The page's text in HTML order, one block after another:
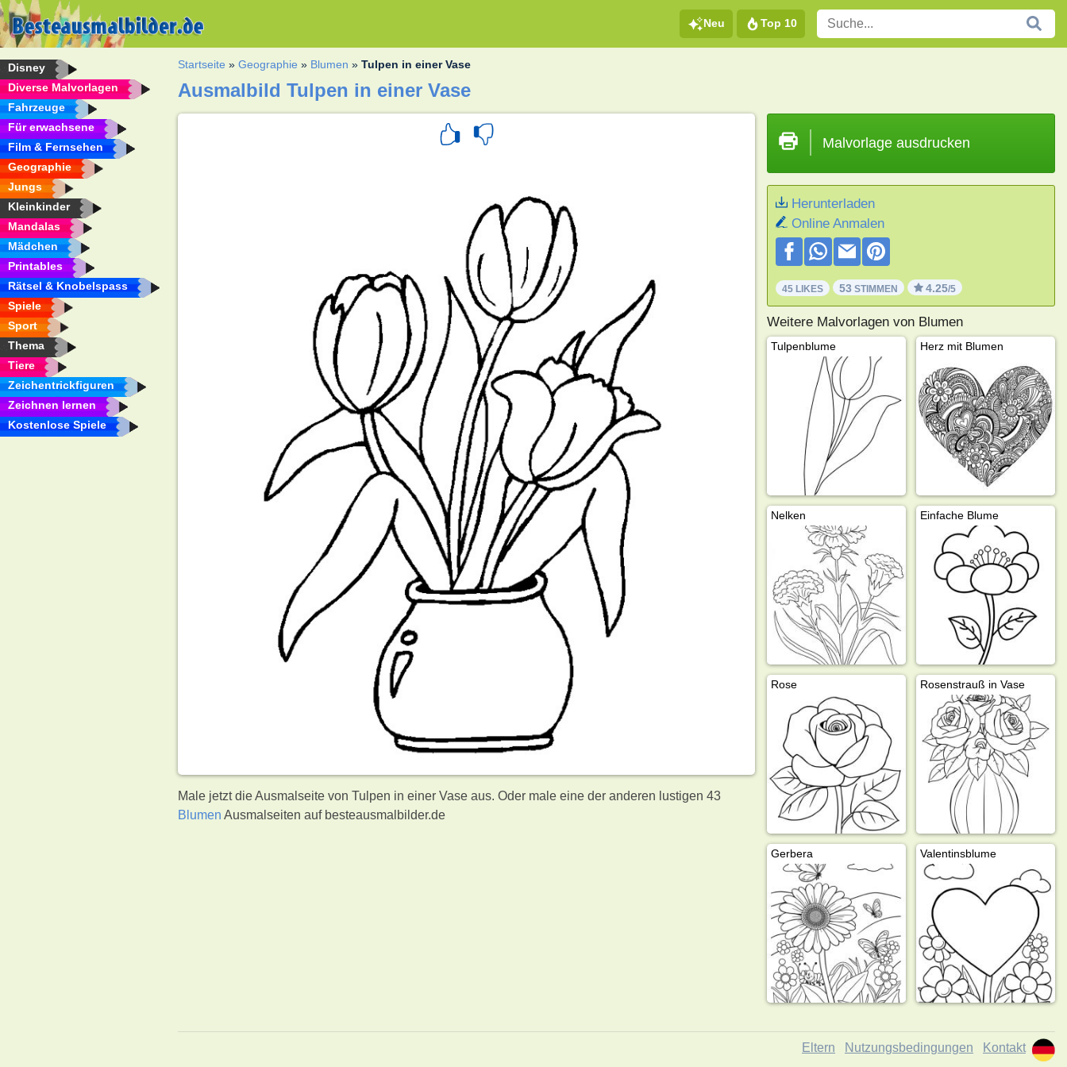
Neu Top 10
Disney
Diverse Malvorlagen
Fahrzeuge
Für erwachsene
Film & Fernsehen
Geographie
Jungs
Kleinkinder
Mandalas
Mädchen
Printables
Rätsel & Knobelspass
Spiele
Sport
Thema
Tiere
Zeichentrickfiguren
Zeichnen lernen
Kostenlose Spiele
Startseite »Geographie » Blumen »Tulpen in einer Vase
Ausmalbild Tulpen in einer Vase
Male jetzt die Ausmalseite von Tulpen in einer Vase aus. Oder male eine der anderen lustigen 43
Blumen Ausmalseiten auf besteausmalbilder.de
Malvorlage ausdrucken
Herunterladen
Online Anmalen
45 LIKES 53 STIMMEN 4.25/5
Weitere Malvorlagen von Blumen
Tulpenblume Herz mit Blumen
Nelken Einfache Blume
Rose Rosenstrauß in Vase
Gerbera Valentinsblume
Eltern Nutzungsbedingungen Kontakt